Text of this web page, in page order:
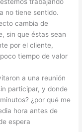
trabajando
no tiene sentido.
cambia de
sin que éstas sean
por el cliente,
tiempo de valor
a una reunión
participar, y donde
¿por qué me
hora antes de
espera